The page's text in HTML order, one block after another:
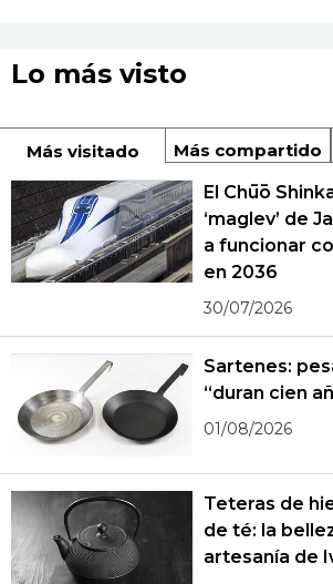
Lo más visto
Más visitado Más compartido
El Chūō
‘maglev’ de
a funcionar
en 2036
30/07/2026
Sartenes:
“duran cien
01/08/2026
Teteras de
de té: la
artesanía de